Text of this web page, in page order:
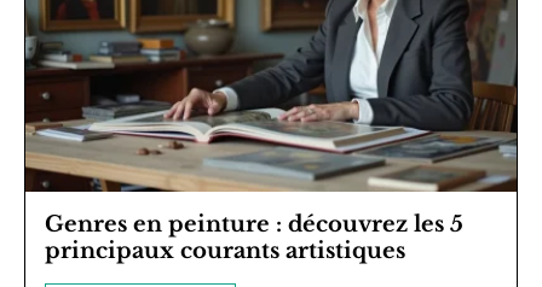
Genres en peinture : découvrez les 5
principaux courants artistiques